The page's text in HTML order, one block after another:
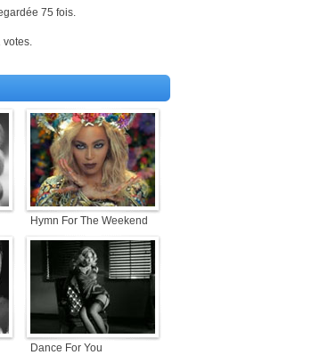
75 fois.
votes.
Hymn For The Weekend
Dance For You